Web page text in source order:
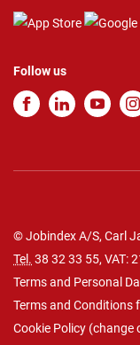
Follow us
© Jobindex A/S, Carl
Tel. 38 32 33 55, VAT:
Terms and Personal
Terms and Conditions
Cookie Policy (change